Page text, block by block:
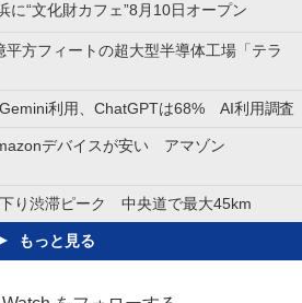
に“文化財カフェ”8月10日オープン
平方フィートの超大型半導体工場「テラ
Gemini利用、ChatGPTは68% AI利用調査
デバイスが安い アマゾン
り渋滞ピーク 中央道で最大45km
もっと見る